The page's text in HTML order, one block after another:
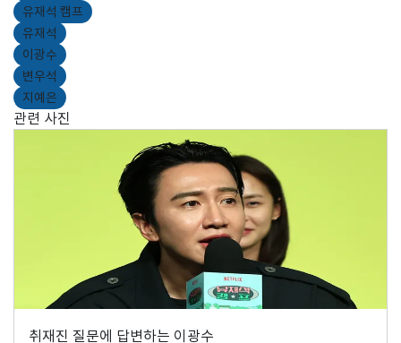
유재석 캠프
유재석
이광수
변우석
지예은
관련 사진
취재진 질문에 답변하는 이광수